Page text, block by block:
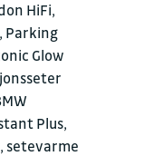
HiFi,
Parking
Glow
Plus,
setevarme